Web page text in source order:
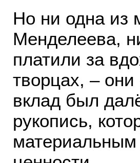
Но ни одна из
Менделеева,
платили за
творцах, –
вклад был
рукопись,